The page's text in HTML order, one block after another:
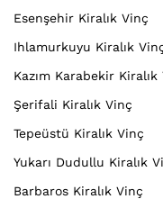
Esenşehir Kiralık Vinç
Ihlamurkuyu Kiralık
Kazım Karabekir Kiralık
Şerifali Kiralık Vinç
Tepeüstü Kiralık Vinç
Yukarı Dudullu Kiralık
Barbaros Kiralık Vinç